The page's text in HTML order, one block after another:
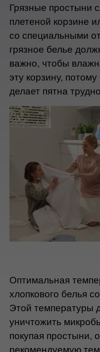
Грязные простыни
плетеной корзине
со специальными
грязное белье
важно, чтобы
эту корзину,
делает пятна
Оптимальная
хлопкового белья
Этой температуры
уничтожить
покупая простыни,
рекомендуемую